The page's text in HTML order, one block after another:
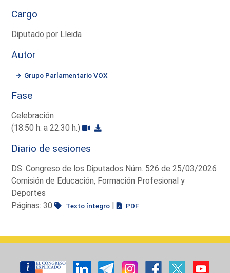
Cargo
Diputado por Lleida
Autor
Grupo Parlamentario VOX
Fase
Celebración
(18:50 h. a 22:30 h.)
Diario de sesiones
DS. Congreso de los Diputados Núm. 526 de 25/03/2026
Comisión de Educación, Formación Profesional y
Deportes
Páginas: 30
Texto íntegro | PDF